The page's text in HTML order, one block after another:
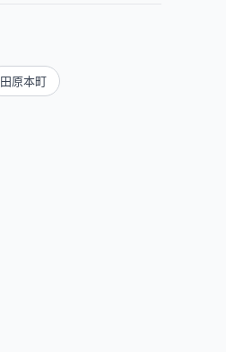
田原本町